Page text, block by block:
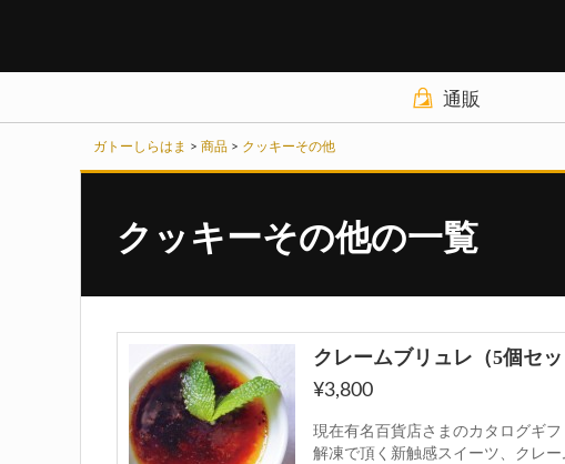
通販
野菜ケーキ
クッキーその他
ギフトセット
お買い物ガイド
ガトーしらはま > 商品 > クッキーその他
クッキーその他の一覧
クレームブリュレ（5個セッ
¥3,800
現在有名百貨店さまのカタログギ
解凍で頂く新触感スイーツ、クレ